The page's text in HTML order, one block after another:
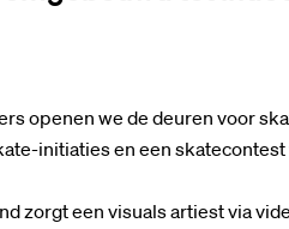
openen we de deuren voor
initiaties en een
zorgt een visuals artiest via